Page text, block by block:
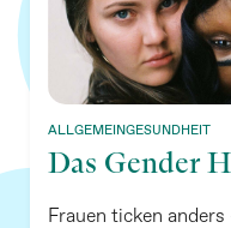
ALLGEMEINGESUNDHEIT
Das Gender
Frauen ticken